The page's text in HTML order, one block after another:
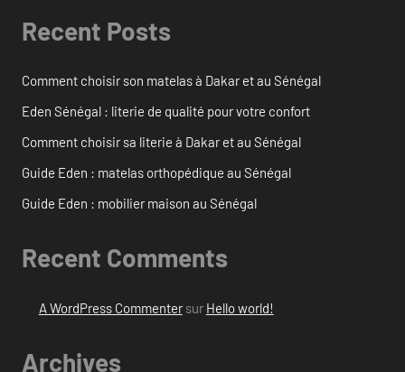
Recent Posts
Comment choisir son matelas à Dakar et au Sénégal
Eden Sénégal : literie de qualité pour votre confort
Comment choisir sa literie à Dakar et au Sénégal
Guide Eden : matelas orthopédique au Sénégal
Guide Eden : mobilier maison au Sénégal
Recent Comments
A WordPress Commentersur Hello world!
Archives